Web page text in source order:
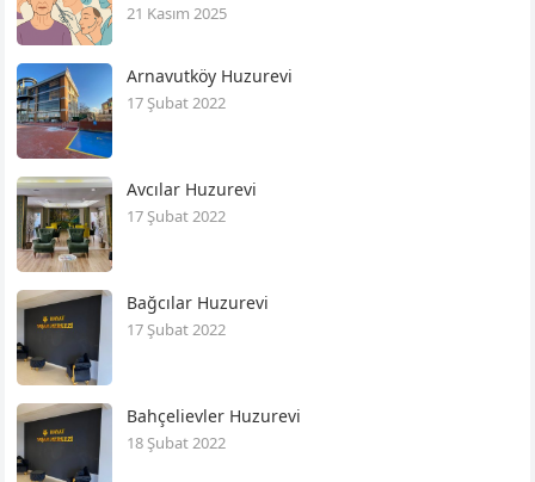
21 Kasım 2025
Arnavutköy Huzurevi
17 Şubat 2022
Avcılar Huzurevi
17 Şubat 2022
Bağcılar Huzurevi
17 Şubat 2022
Bahçelievler Huzurevi
18 Şubat 2022